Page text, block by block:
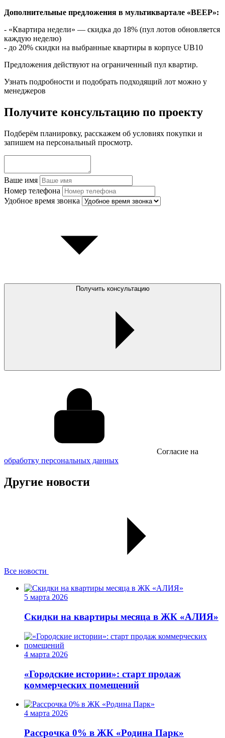
Дополнительные предложения в мультиквартале «ВЕЕР»:
- «Квартира недели» — скидка до 18% (пул лотов обновляется
каждую неделю)
- до 20% скидки на выбранные квартиры в корпусе UB10
Предложения действуют на ограниченный пул квартир.
Узнать подробности и подобрать подходящий лот можно у
менеджеров
Получите консультацию по проекту
Подберём планировку, расскажем об условиях покупки и
запишем на персональный просмотр.
Ваше имя
Номер телефона
Удобное время звонка
Получить консультацию
Cогласие на
обработку персональных данных
Другие новости
Все новости
5 марта 2026
Скидки на квартиры месяца в ЖК «АЛИЯ»
4 марта 2026
«Городские истории»: старт продаж
коммерческих помещений
4 марта 2026
Рассрочка 0% в ЖК «Родина Парк»